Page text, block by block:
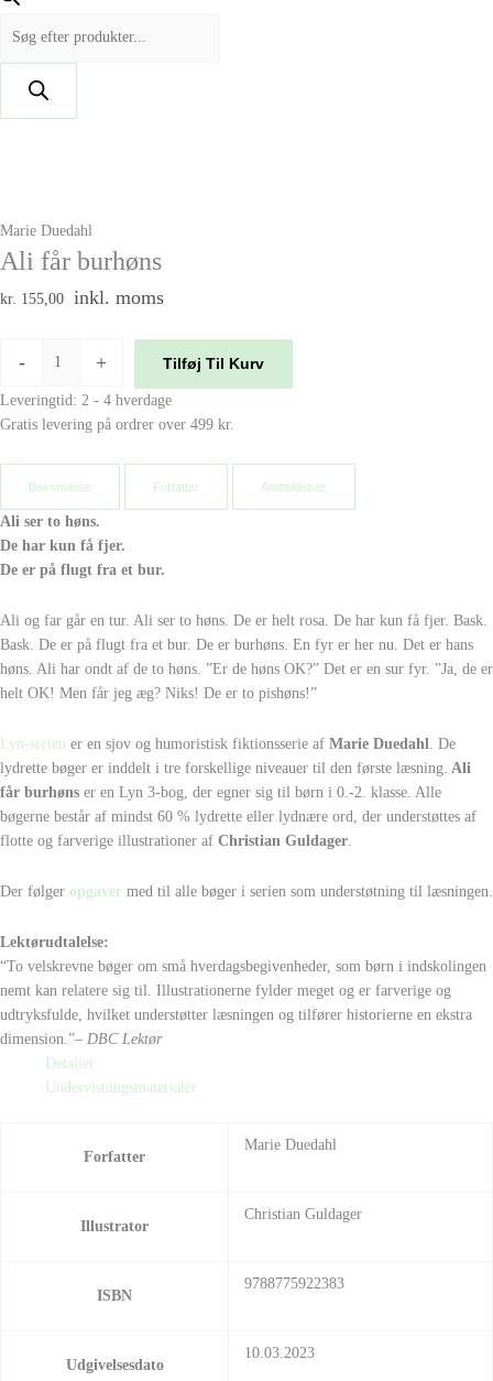
Marie Duedahl
Ali får burhøns
kr. 155,00 inkl. moms
- + Tilføj Til Kurv
Leveringtid: 2 - 4 hverdage
Gratis levering på ordrer over 499 kr.
Beksrivelse Forfatter Anmeldelser
Ali ser to høns.
De har kun få fjer.
De er på flugt fra et bur.
Ali og far går en tur. Ali ser to høns. De er helt rosa. De har kun få fjer. Bask.
Bask. De er på flugt fra et bur. De er burhøns. En fyr er her nu. Det er hans
høns. Ali har ondt af de to høns. ”Er de høns OK?” Det er en sur fyr. ”Ja, de er
helt OK! Men får jeg æg? Niks! De er to pishøns!”
Lyn-serien er en sjov og humoristisk fiktionsserie af Marie Duedahl
. De
lydrette bøger er inddelt i tre forskellige niveauer til den første læsning. Ali
får burhøns er en Lyn 3-bog, der egner sig til børn i 0.-2. klasse. Alle
bøgerne består af mindst 60 % lydrette eller lydnære ord, der understøttes af
flotte og farverige illustrationer af Christian Guldager
Der følger opgaver med til alle bøger i serien som understøtning til læsningen.
Lektørudtalelse:
“To velskrevne bøger om små hverdagsbegivenheder, som børn i indskolingen
nemt kan relatere sig til. Illustrationerne fylder meget og er farverige og
udtryksfulde, hvilket understøtter læsningen og tilfører historierne en ekstra
dimension.”– DBC Lektør
Detaljer
Undervisningsmaterialer
Forfatter
Marie Duedahl
Illustrator
Christian Guldager
ISBN
9788775922383
Udgivelsesdato
10.03.2023